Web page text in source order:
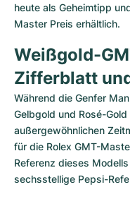
heute als Geheimtipp
Master Preis erhältlich.
Weißgold-
Zifferblatt
Während die Genfer
Gelbgold und Rosé-
außergewöhnlichen
für die Rolex GMT-
Referenz dieses
sechsstellige Pepsi-